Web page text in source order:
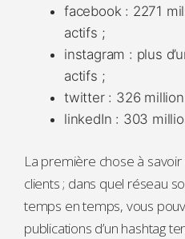
facebook : 2271
actifs ;
instagram : plus
actifs ;
twitter : 326
linkedIn : 303
La première chose à
clients ; dans quel réseau
temps en temps, vous
publications d’un hashtag